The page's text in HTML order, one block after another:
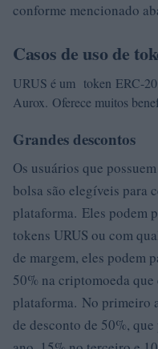
conforme mencionado
Casos de uso de
URUS é um token ERC-20
Aurox. Oferece muitos
Grandes descontos
Os usuários que
bolsa são elegíveis para
plataforma. Eles podem
tokens URUS ou com
de margem, eles podem
50% na criptomoeda
plataforma. No primeiro
de desconto de 50%,